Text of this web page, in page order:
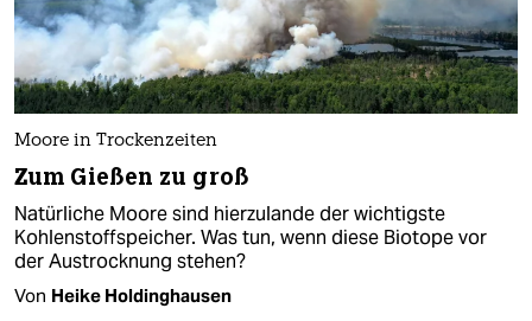
Moore in Trockenzeiten
Zum Gießen zu groß
Natürliche Moore sind hierzulande der wichtigste
Kohlenstoffspeicher. Was tun, wenn diese Biotope vor
der Austrocknung stehen?
Von Heike Holdinghausen